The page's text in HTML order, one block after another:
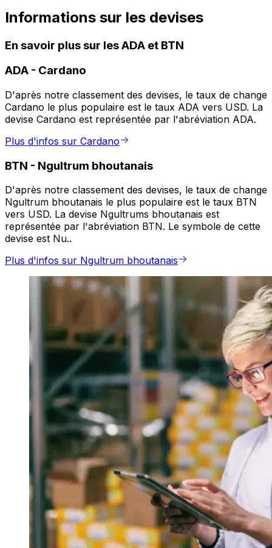
Informations sur les devises
En savoir plus sur les ADA et BTN
ADA - Cardano
D'après notre classement des devises, le taux de change
Cardano le plus populaire est le taux ADA vers USD. La
devise Cardano est représentée par l'abréviation ADA.
Plus d'infos sur Cardano
BTN - Ngultrum bhoutanais
D'après notre classement des devises, le taux de change
Ngultrum bhoutanais le plus populaire est le taux BTN
vers USD. La devise Ngultrums bhoutanais est
représentée par l'abréviation BTN. Le symbole de cette
devise est Nu..
Plus d'infos sur Ngultrum bhoutanais